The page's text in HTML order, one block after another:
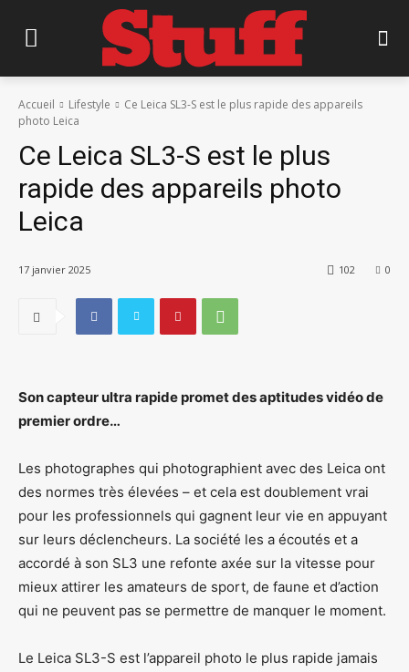
Accueil Lifestyle
Ce Leica SL3-S est le plus rapide des appareils
photo Leica
Ce Leica SL3-S est le plus
rapide des appareils photo
Leica
17 janvier 2025 0
102
Son capteur ultra rapide promet des aptitudes vidéo de
premier ordre…
Les photographes qui photographient avec des Leica ont
des normes très élevées – et cela est doublement vrai
pour les professionnels qui gagnent leur vie en appuyant
sur leurs déclencheurs. La société les a écoutés et a
accordé à son SL3 une refonte axée sur la vitesse pour
mieux attirer les amateurs de sport, de faune et d’action
qui ne peuvent pas se permettre de manquer le moment.
Le Leica SL3-S est l’appareil photo le plus rapide jamais